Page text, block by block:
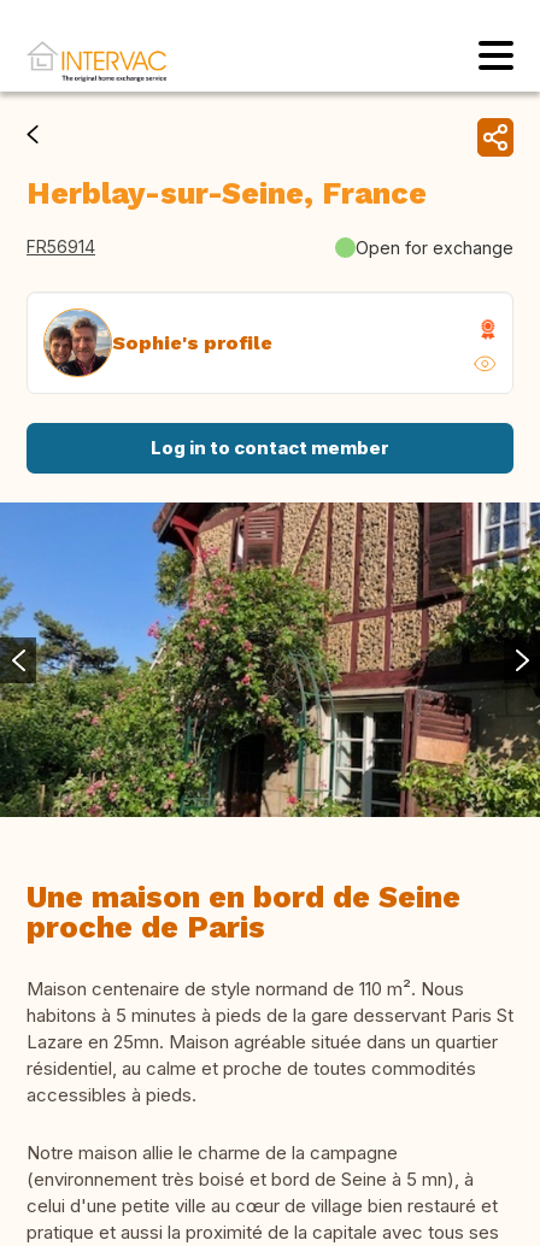
Herblay-sur-Seine, France
FR56914 Open for exchange
Sophie's profile
Log in to contact member
Une maison en bord de Seine
proche de Paris
Maison centenaire de style normand de 110 m². Nous
habitons à 5 minutes à pieds de la gare desservant Paris St
Lazare en 25mn. Maison agréable située dans un quartier
résidentiel, au calme et proche de toutes commodités
accessibles à pieds.
Notre maison allie le charme de la campagne
(environnement très boisé et bord de Seine à 5 mn), à
celui d'une petite ville au cœur de village bien restauré et
pratique et aussi la proximité de la capitale avec tous ses